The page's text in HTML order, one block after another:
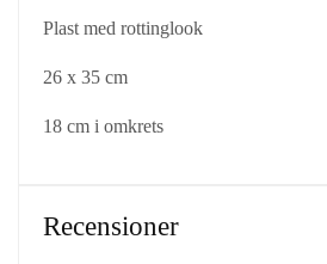
Plast med rottinglook
26 x 35 cm
18 cm i omkrets
Recensioner